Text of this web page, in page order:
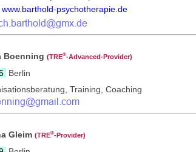
www.barthold-psychotherapie.de
Boenning (TRE®‑Advanced-Provider)
Berlin
Training, Coaching
Gleim (TRE®‑Provider)